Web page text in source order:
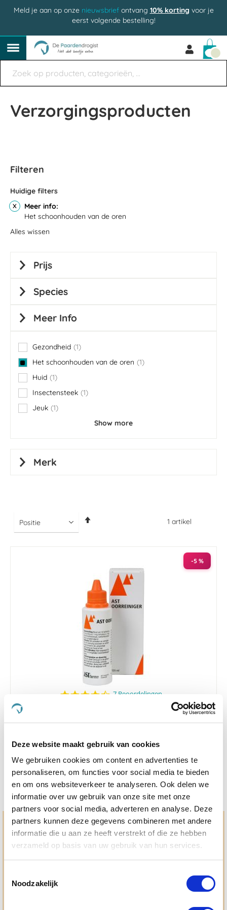
Deze website maakt gebruik van cookies
We gebruiken cookies om content en advertenties te
personaliseren, om functies voor social media te bieden
en om ons websiteverkeer te analyseren. Ook delen we
informatie over uw gebruik van onze site met onze
partners voor social media, adverteren en analyse. Deze
partners kunnen deze gegevens combineren met andere
informatie die u aan ze heeft verstrekt of die ze hebben
verzameld op basis van uw gebruik van hun services.
Noodzakelijk
Meld je aan op onze nieuwsbriefontvang 10% korting voor je
eerst volgende bestelling!
Verzorgingsproducten
1 artikel
-5 %
4.7
7 Beoordelingen
€ 15,75 € 14,96
Hulp en advies nodig?
Jouw paard gezond houden en krijgen. Dat is waar we het
"ouderwetse" service. Wij helpen je graag, doen wat wij
beloven en rusten pas als jij tevreden bent; dat menen we en
Filteren
Huidige filters
Meer info
Het schoonhouden van de oren
Alles wissen
Prijs
Species
Meer Info
Gezondheid 1
item
Het schoonhouden van de oren
1
item
Huid 1
item
Insectensteek 1
item
Jeuk 1
item
Show more
Merk